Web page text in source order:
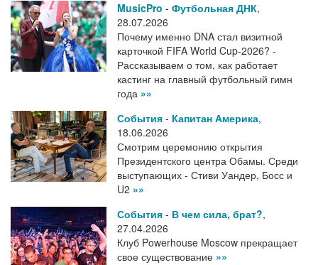
MusicPro - Футбольная ДНК,
28.07.2026
Почему именно DNA стал визитной
карточкой FIFA World Cup-2026? -
Рассказываем о том, как работает
кастинг на главный футбольный гимн
года »»
События - Капитан Америка,
18.06.2026
Смотрим церемонию открытия
Президентского центра Обамы. Среди
выступающих - Стиви Уандер, Босс и
U2 »»
События - В чем сила, брат?,
27.04.2026
Клуб Powerhouse Moscow прекращает
свое существование »»